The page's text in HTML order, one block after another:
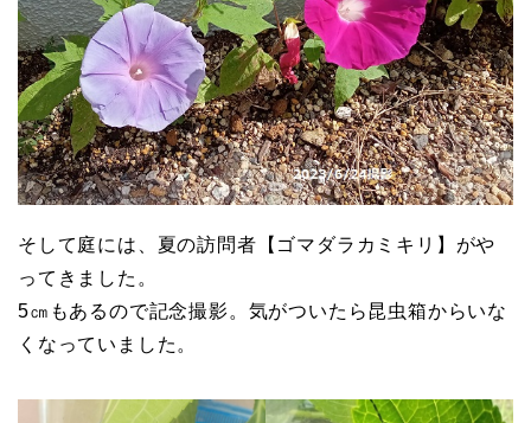
そして庭には、夏の訪問者【ゴマダラカミキリ】がや
ってきました。
5㎝もあるので記念撮影。気がついたら昆虫箱からいな
くなっていました。